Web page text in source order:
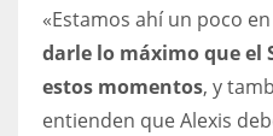
WSH
26
«Estamos ahí un poco
darle lo máximo que el
estos momentos, y
entienden que Alexis